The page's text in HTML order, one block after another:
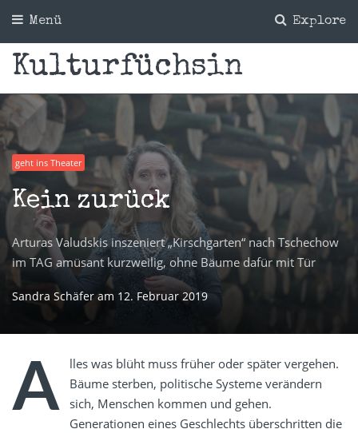
Explore
Menü
Kulturfüchsin
geht ins Theater
Kein zurück
Arturas Valudskis inszeniert „Kirschgarten“ nach Tschechow
im TAG amüsant kurzweilig, ohne Bäume dafür mit Tür
Sandra Schäfer am 12. Februar 2019
A
lles was blüht muss früher oder später vergehen.
Bäume sterben, politische Systeme verändern
sich, Menschen kommen und gehen.
Generationen eines Geschlechts überschritten die